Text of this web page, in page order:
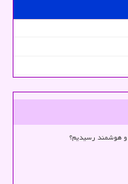
و هوشمند رسیدیم؟